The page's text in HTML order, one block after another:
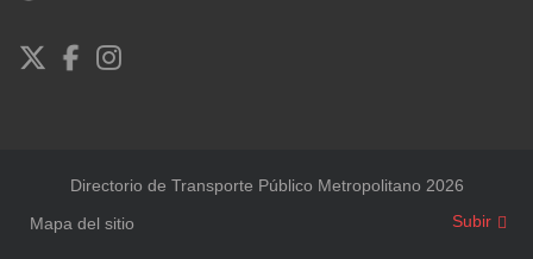
Directorio de Transporte Público Metropolitano 2026
Mapa del sitio
Subir